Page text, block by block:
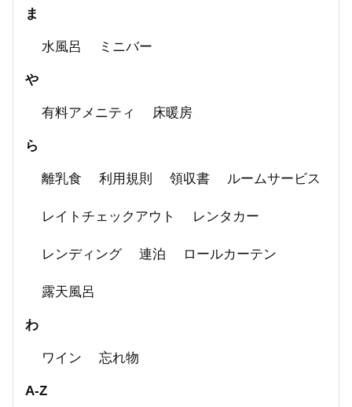
A-Z
ま
水風呂 ミニバー
や
有料アメニティ 床暖房
ら
離乳食 利用規則 領収書 ルームサービス
レイトチェックアウト レンタカー
レンディング 連泊 ロールカーテン
露天風呂
わ
ワイン 忘れ物